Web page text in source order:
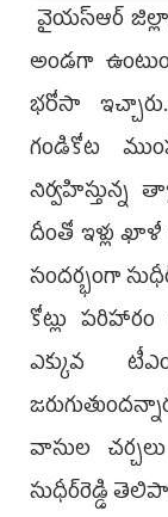
వైయ‌స్ఆర్
అండగా
భరోసా
గండికోట
నిర్వహిస్తున్న
దీంతో ఇళ్లు
సందర్భంగా
కోట్లు
ఎక్కువ
వాసుల
సుధీర్‌రెడ్డి